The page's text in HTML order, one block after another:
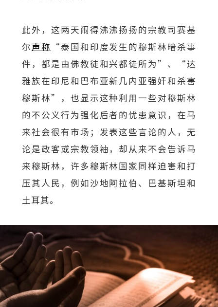
此外，这两天闹得沸沸扬扬的宗教司赛基
尔声称 “泰国和印度发生的穆斯林暗杀事
件，都是由佛教徒和兴都徒所为”、“达
雅族在印尼和巴布亚新几内亚强奸和杀害
穆斯林”，也显示这种利用一些对穆斯林
的不公义行为强化后者的忧患意识，在马
来社会很有市场；发表这些言论的人，无
论是政客或宗教领袖，却从来不会告诉马
来穆斯林，许多穆斯林国家同样迫害和打
压其人民，例如沙地阿拉伯、巴基斯坦和
土耳其。